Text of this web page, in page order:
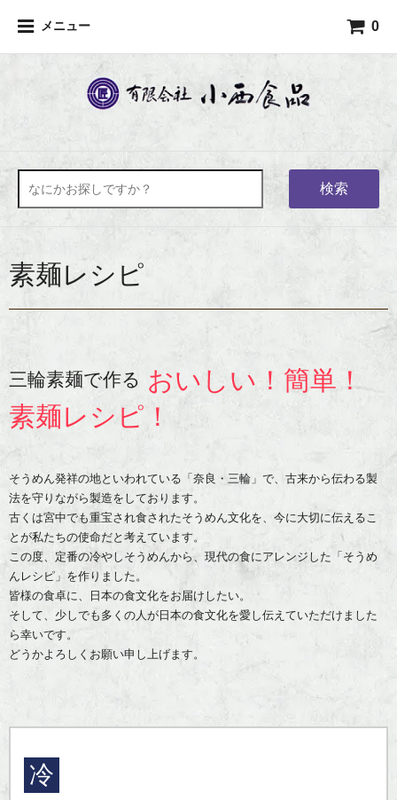
メニュー 0
検索
素麺レシピ
三輪素麺で作る おいしい！簡単！
素麺レシピ！
そうめん発祥の地といわれている「奈良・三輪」で、古来から伝わる製
法を守りながら製造をしております。
古くは宮中でも重宝され食されたそうめん文化を、今に大切に伝えるこ
とが私たちの使命だと考えています。
この度、定番の冷やしそうめんから、現代の食にアレンジした「そうめ
んレシピ」を作りました。
皆様の食卓に、日本の食文化をお届けしたい。
そして、少しでも多くの人が日本の食文化を愛し伝えていただけました
ら幸いです。
どうかよろしくお願い申し上げます。
冷